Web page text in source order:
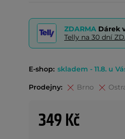
ZDARMA Dárek
Telly na 30 dní
E-shop: skladem - 11.8. u
Prodejny: Brno
349 Kč